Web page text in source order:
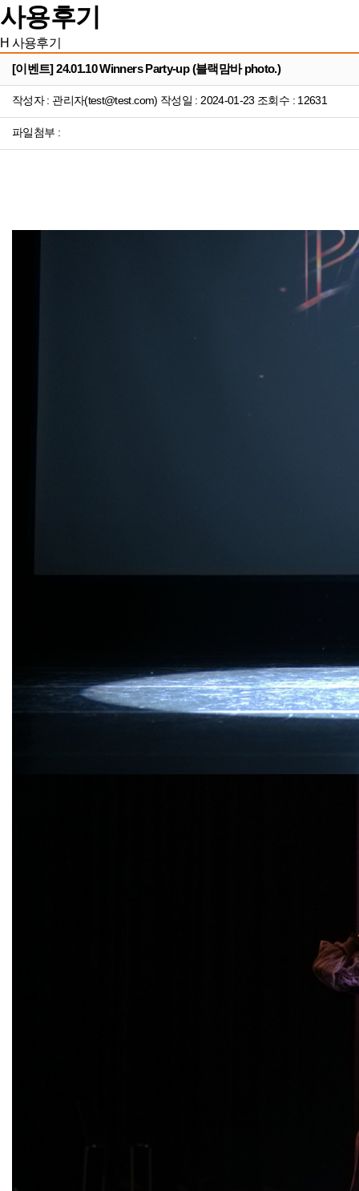
사용후기
H 사용후기
[이벤트] 24.01.10 Winners Party-up (블랙맘바 photo.)
작성자 : 관리자(test@test.com) 작성일 : 2024-01-23 조회수 : 12631
파일첨부 :